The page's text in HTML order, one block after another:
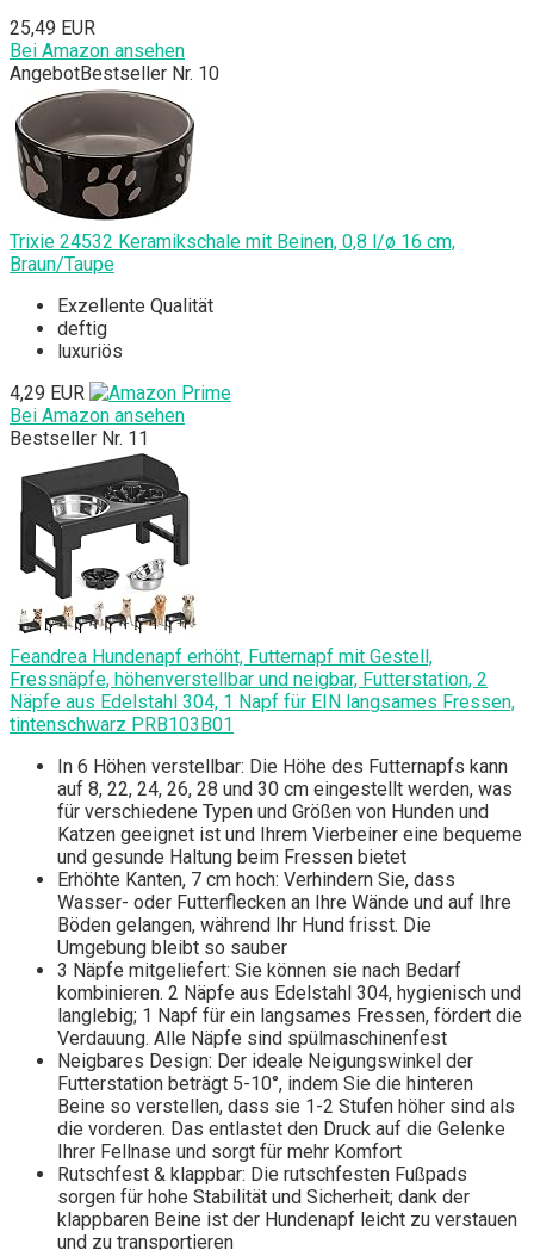
25,49 EUR
Bei Amazon ansehen
AngebotBestseller Nr. 10
Trixie 24532 Keramikschale mit Beinen, 0,8 l/ø 16 cm,
Braun/Taupe
Exzellente Qualität
deftig
luxuriös
4,29 EUR
Bei Amazon ansehen
Bestseller Nr. 11
Feandrea Hundenapf erhöht, Futternapf mit Gestell,
Fressnäpfe, höhenverstellbar und neigbar, Futterstation, 2
Näpfe aus Edelstahl 304, 1 Napf für EIN langsames Fressen,
tintenschwarz PRB103B01
In 6 Höhen verstellbar: Die Höhe des Futternapfs kann
auf 8, 22, 24, 26, 28 und 30 cm eingestellt werden, was
für verschiedene Typen und Größen von Hunden und
Katzen geeignet ist und Ihrem Vierbeiner eine bequeme
und gesunde Haltung beim Fressen bietet
Erhöhte Kanten, 7 cm hoch: Verhindern Sie, dass
Wasser- oder Futterflecken an Ihre Wände und auf Ihre
Böden gelangen, während Ihr Hund frisst. Die
Umgebung bleibt so sauber
3 Näpfe mitgeliefert: Sie können sie nach Bedarf
kombinieren. 2 Näpfe aus Edelstahl 304, hygienisch und
langlebig; 1 Napf für ein langsames Fressen, fördert die
Verdauung. Alle Näpfe sind spülmaschinenfest
Neigbares Design: Der ideale Neigungswinkel der
Futterstation beträgt 5-10°, indem Sie die hinteren
Beine so verstellen, dass sie 1-2 Stufen höher sind als
die vorderen. Das entlastet den Druck auf die Gelenke
Ihrer Fellnase und sorgt für mehr Komfort
Rutschfest & klappbar: Die rutschfesten Fußpads
sorgen für hohe Stabilität und Sicherheit; dank der
klappbaren Beine ist der Hundenapf leicht zu verstauen
und zu transportieren